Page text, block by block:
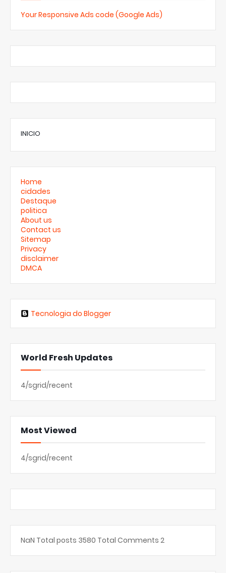
Your Responsive Ads code (Google Ads)
INICIO
Home
cidades
Destaque
politica
About us
Contact us
Sitemap
Privacy
disclaimer
DMCA
Tecnologia do Blogger
World Fresh Updates
4/sgrid/recent
Most Viewed
4/sgrid/recent
NaN Total posts 3580 Total Comments 2